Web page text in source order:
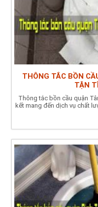
THÔNG TẮC BỒN
TẬN
Thông tắc bồn cầu quận
kết mang đến dịch vụ chất